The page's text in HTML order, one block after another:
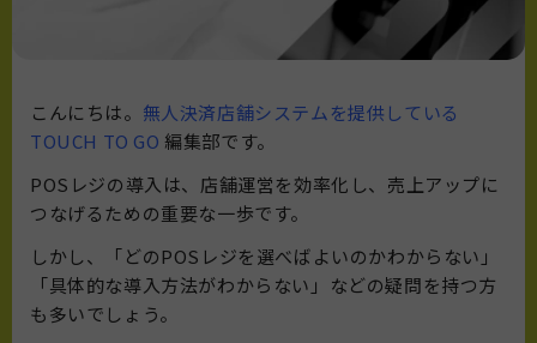
こんにちは。 無人決済店舗システムを提供している
TOUCH TO GO 編集部です。
POSレジの導入は、店舗運営を効率化し、売上アップに
つなげるための重要な一歩です。
しかし、「どのPOSレジを選べばよいのかわからない」
「具体的な導入方法がわからない」などの疑問を持つ方
も多いでしょう。